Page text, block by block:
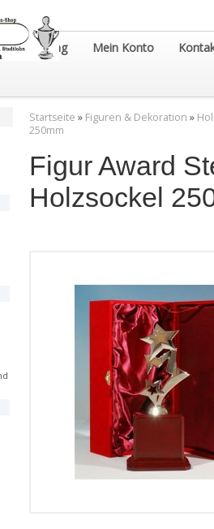
Gosling Mein Konto
Startseite » Figuren & Dekoration »
250mm
Figur Award
Holzsockel